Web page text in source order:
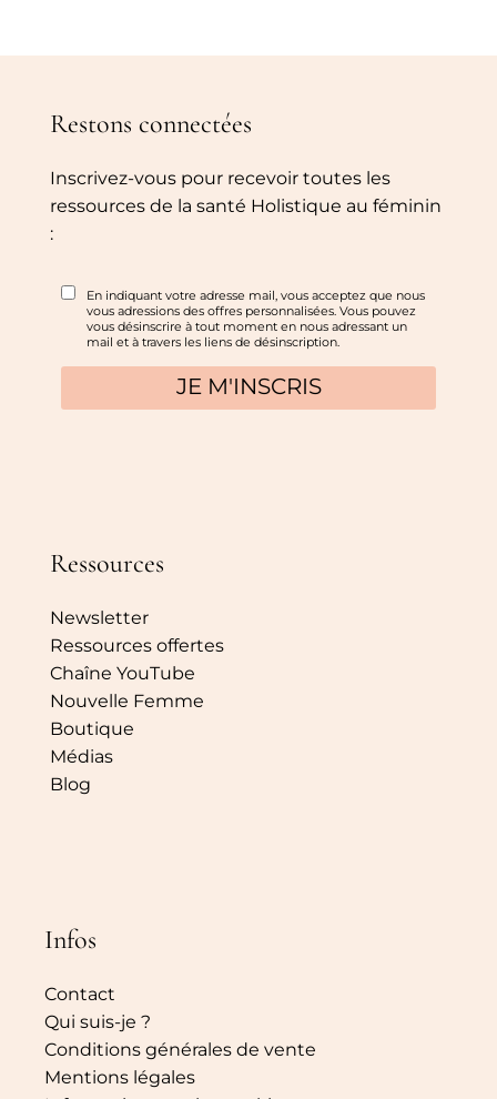
Restons connectées
Inscrivez-vous pour recevoir toutes les
ressources de la santé Holistique au féminin
:
Ressources
Newsletter
Ressources offertes
Chaîne YouTube
Nouvelle Femme
Boutique
Médias
Blog
Infos
Contact
Qui suis-je ?
Conditions générales de vente
Mentions légales